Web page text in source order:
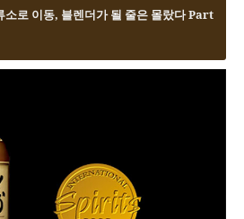
소로 이동, 블렌더가 될 줄은 몰랐다 Part